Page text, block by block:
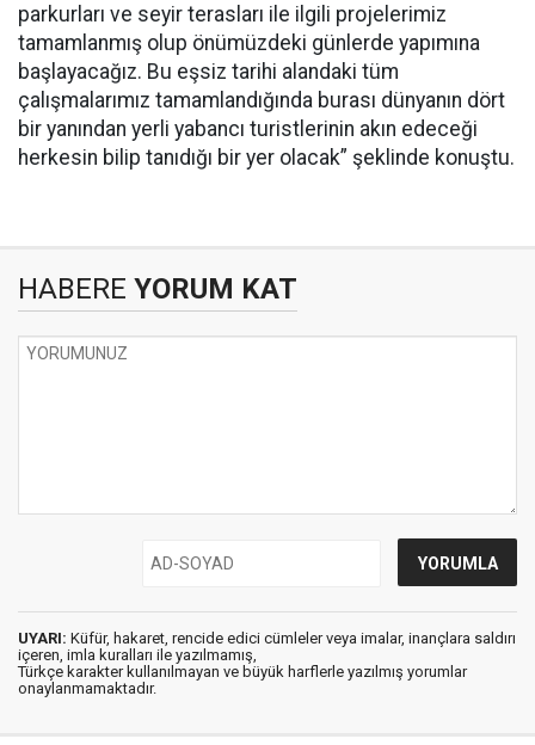
parkurları ve seyir terasları ile ilgili projelerimiz
tamamlanmış olup önümüzdeki günlerde yapımına
başlayacağız. Bu eşsiz tarihi alandaki tüm
çalışmalarımız tamamlandığında burası dünyanın dört
bir yanından yerli yabancı turistlerinin akın edeceği
herkesin bilip tanıdığı bir yer olacak” şeklinde konuştu.
HABERE YORUM KAT
UYARI: Küfür, hakaret, rencide edici cümleler veya imalar, inançlara saldırı
içeren, imla kuralları ile yazılmamış,
Türkçe karakter kullanılmayan ve büyük harflerle yazılmış yorumlar
onaylanmamaktadır.